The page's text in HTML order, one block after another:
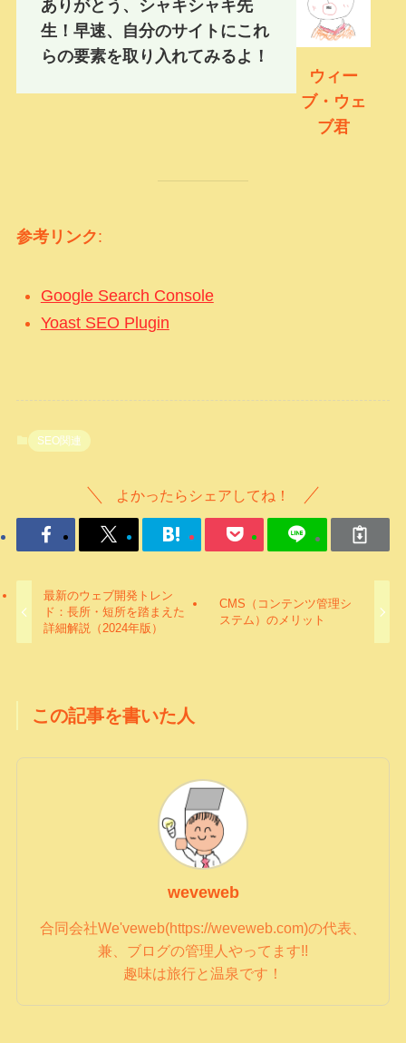
ありがとう、シャキシャキ先
生！早速、自分のサイトにこれ
らの要素を取り入れてみるよ！
ウィー
ブ・ウェ
ブ君
参考リンク:
Google Search Console
Yoast SEO Plugin
SEO関連
よかったらシェアしてね！
最新のウェブ開発トレン
ド：長所・短所を踏まえた
詳細解説（2024年版）
CMS（コンテンツ管理シ
ステム）のメリット
この記事を書いた人
weveweb
合同会社We'veweb(https://weveweb.com)の代表、
兼、ブログの管理人やってます!!
趣味は旅行と温泉です！